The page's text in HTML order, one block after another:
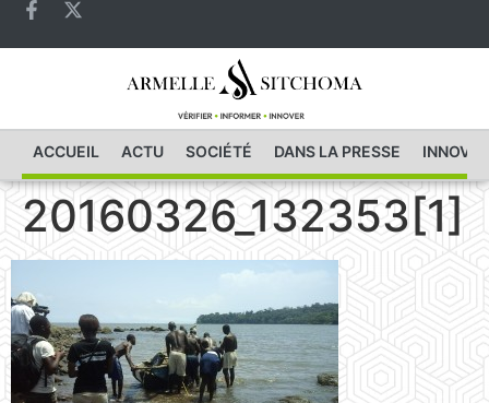
ACCUEIL ACTU SOCIÉTÉ DANS LA PRESSE
20160326_132353[1]